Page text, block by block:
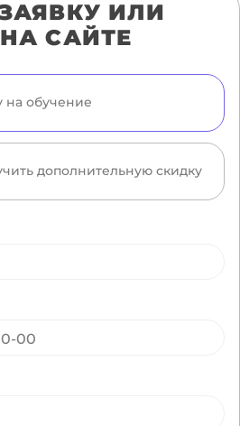
ИЛИ
САЙТЕ
на обучение
дополнительную скидку